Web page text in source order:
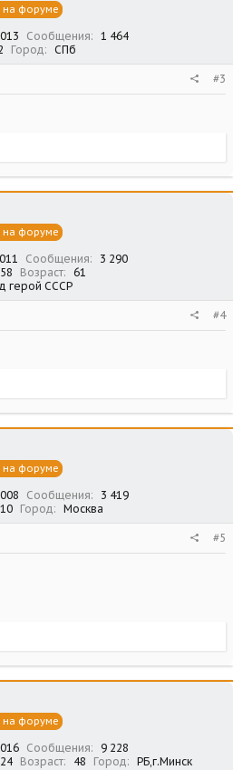
на форуме
Сообщения
1 464
Город СПб
#3
на форуме
Сообщения
3 290
Возраст
61
герой СССР
#4
на форуме
Сообщения
3 419
Город Москва
#5
на форуме
Сообщения
9 228
Возраст 48 Город РБ,г.Минск